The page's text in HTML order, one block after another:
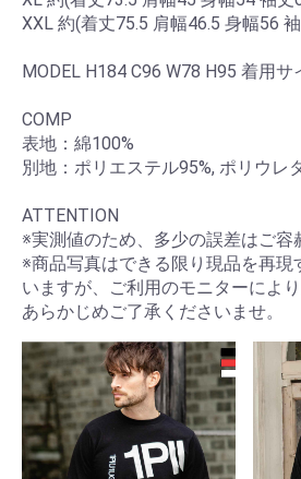
XXL 約(着丈75.5 肩幅46.5 身幅56
MODEL H184 C96 W78 H95 着用サ
COMP
表地：綿100%
別地：ポリエステル95%, ポリウレ
ATTENTION
※実測値のため、多少の誤差はご容
※商品写真はできる限り現品を再現
いますが、ご利用のモニターにより
あらかじめご了承くださいませ。